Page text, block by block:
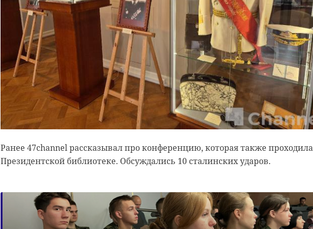
Ранее 47channel рассказывал про конференцию, которая также
Президентской библиотеке. Обсуждались 10 сталинских ударов.